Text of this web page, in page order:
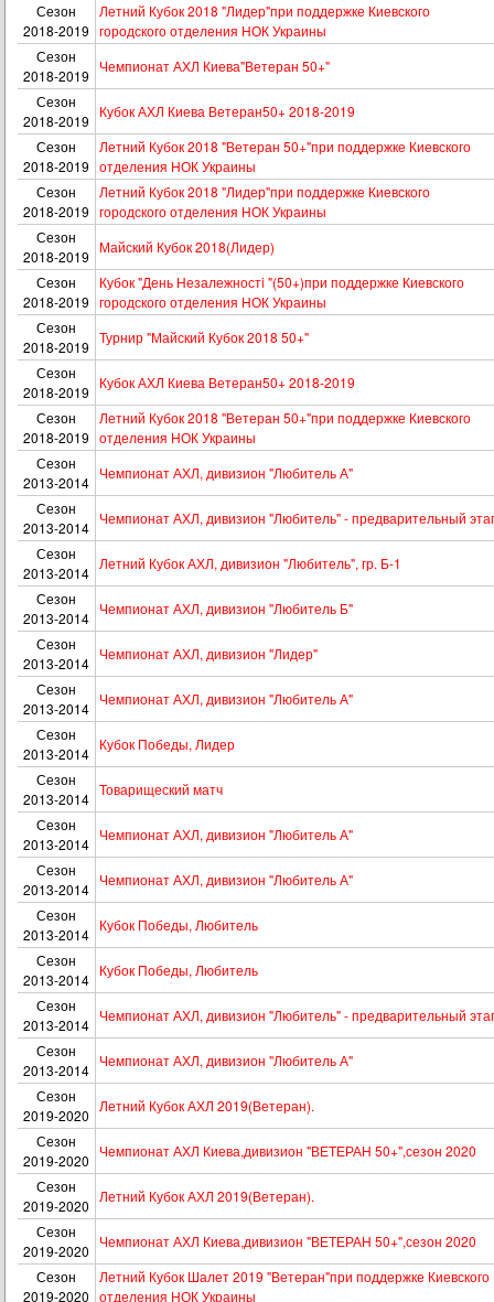
Сезон
2018-2019
Летний Кубок 2018 "Лидер"при поддержке Киевского
городского отделения НОК Украины
Сезон
2018-2019
Чемпионат АХЛ Киева"Ветеран 50+"
Сезон
2018-2019
Кубок АХЛ Киева Ветеран50+ 2018-2019
Сезон
2018-2019
Летний Кубок 2018 "Ветеран 50+"при поддержке Киевского
отделения НОК Украины
Сезон
2018-2019
Летний Кубок 2018 "Лидер"при поддержке Киевского
городского отделения НОК Украины
Сезон
2018-2019
Майский Кубок 2018(Лидер)
Сезон
2018-2019
Кубок "День Незалежностi "(50+)при поддержке Киевского
городского отделения НОК Украины
Сезон
2018-2019
Турнир "Майский Кубок 2018 50+"
Сезон
2018-2019
Кубок АХЛ Киева Ветеран50+ 2018-2019
Сезон
2018-2019
Летний Кубок 2018 "Ветеран 50+"при поддержке Киевского
отделения НОК Украины
Сезон
2013-2014
Чемпионат АХЛ, дивизион "Любитель А"
Сезон
2013-2014
Чемпионат АХЛ, дивизион "Любитель" - предварительный
Сезон
2013-2014
Летний Кубок АХЛ, дивизион "Любитель", гр. Б-1
Сезон
2013-2014
Чемпионат АХЛ, дивизион "Любитель Б"
Сезон
2013-2014
Чемпионат АХЛ, дивизион "Лидер"
Сезон
2013-2014
Чемпионат АХЛ, дивизион "Любитель А"
Сезон
2013-2014
Кубок Победы, Лидер
Сезон
2013-2014
Товарищеский матч
Сезон
2013-2014
Чемпионат АХЛ, дивизион "Любитель А"
Сезон
2013-2014
Чемпионат АХЛ, дивизион "Любитель А"
Сезон
2013-2014
Кубок Победы, Любитель
Сезон
2013-2014
Кубок Победы, Любитель
Сезон
2013-2014
Чемпионат АХЛ, дивизион "Любитель" - предварительный
Сезон
2013-2014
Чемпионат АХЛ, дивизион "Любитель А"
Сезон
2019-2020
Летний Кубок АХЛ 2019(Ветеран).
Сезон
2019-2020
Чемпионат АХЛ Киева,дивизион "ВЕТЕРАН 50+",сезон 2020
Сезон
2019-2020
Летний Кубок АХЛ 2019(Ветеран).
Сезон
2019-2020
Чемпионат АХЛ Киева,дивизион "ВЕТЕРАН 50+",сезон 2020
Сезон
2019-2020
Летний Кубок Шалет 2019 "Ветеран"при поддержке Киевского
отделения НОК Украины